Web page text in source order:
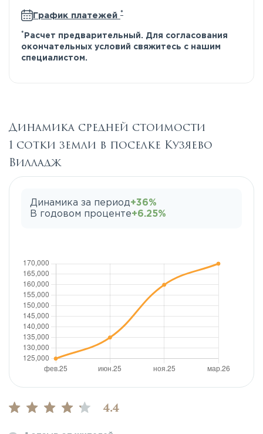
4.4
График платежей *
* Расчет предварительный. Для согласования
окончательных условий свяжитесь с нашим
специалистом.
Динамика средней стоимости
1 сотки земли в поселке Кузяево
Вилладж
Динамика за период+36%
В годовом проценте+6.25%